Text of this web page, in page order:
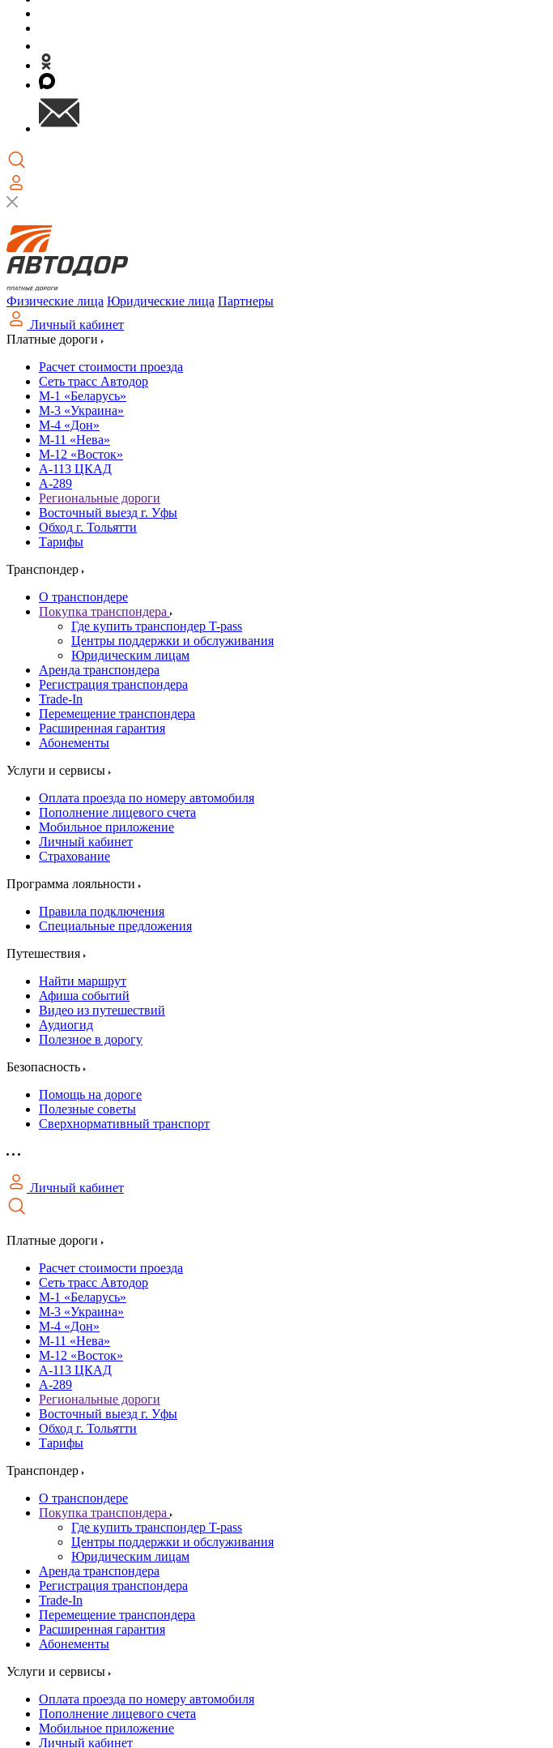
Физические лица Юридические лица Партнеры
Личный кабинет
Платные дороги
Расчет стоимости проезда
Сеть трасс Автодор
М-1 «Беларусь»
М-3 «Украина»
М-4 «Дон»
М-11 «Нева»
М-12 «Восток»
А-113 ЦКАД
А-289
Региональные дороги
Восточный выезд г. Уфы
Обход г. Тольятти
Тарифы
Транспондер
О транспондере
Покупка транспондера
Где купить транспондер T-pass
Центры поддержки и обслуживания
Юридическим лицам
Аренда транспондера
Регистрация транспондера
Trade-In
Перемещение транспондера
Расширенная гарантия
Абонементы
Услуги и сервисы
Оплата проезда по номеру автомобиля
Пополнение лицевого счета
Мобильное приложение
Личный кабинет
Страхование
Программа лояльности
Правила подключения
Специальные предложения
Путешествия
Найти маршрут
Афиша событий
Видео из путешествий
Аудиогид
Полезное в дорогу
Безопасность
Помощь на дороге
Полезные советы
Сверхнормативный транспорт
Личный кабинет
Платные дороги
Расчет стоимости проезда
Сеть трасс Автодор
М-1 «Беларусь»
М-3 «Украина»
М-4 «Дон»
М-11 «Нева»
М-12 «Восток»
А-113 ЦКАД
А-289
Региональные дороги
Восточный выезд г. Уфы
Обход г. Тольятти
Тарифы
Транспондер
О транспондере
Покупка транспондера
Где купить транспондер T-pass
Центры поддержки и обслуживания
Юридическим лицам
Аренда транспондера
Регистрация транспондера
Trade-In
Перемещение транспондера
Расширенная гарантия
Абонементы
Услуги и сервисы
Оплата проезда по номеру автомобиля
Пополнение лицевого счета
Мобильное приложение
Личный кабинет